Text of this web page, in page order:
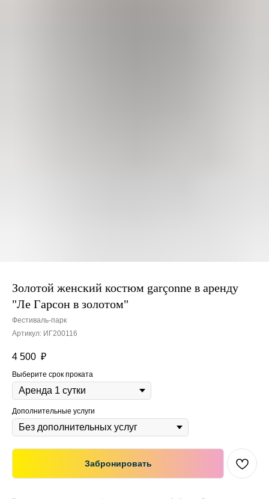
Золотой женский костюм garçonne в аренду
"Ле Гарсон в золотом"
Фестиваль-парк
Артикул: ИГ200116
4 500 ₽
Выберите срок проката
Дополнительные услуги
Забронировать